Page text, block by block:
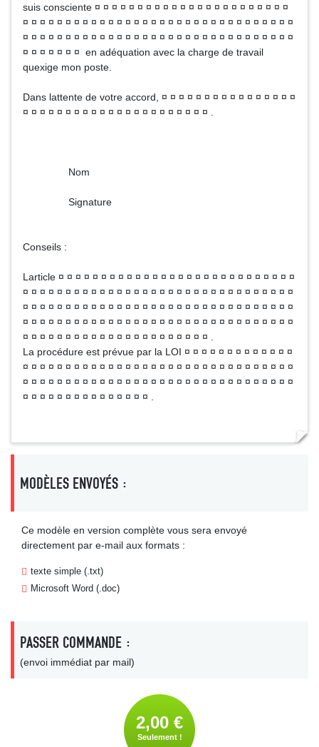
suis consciente ¤ ¤ ¤ ¤ ¤ ¤ ¤ ¤ ¤ ¤ ¤ ¤ ¤ ¤ ¤ ¤ ¤ ¤ ¤ ¤ ¤ ¤ ¤
¤ ¤ ¤ ¤ ¤ ¤ ¤ ¤ ¤ ¤ ¤ ¤ ¤ ¤ ¤ ¤ ¤ ¤ ¤ ¤ ¤ ¤ ¤ ¤ ¤ ¤ ¤ ¤ ¤ ¤ ¤ ¤
¤ ¤ ¤ ¤ ¤ ¤ ¤ ¤ ¤ ¤ ¤ ¤ ¤ ¤ ¤ ¤ ¤ ¤ ¤ ¤ ¤ ¤ ¤ ¤ ¤ ¤ ¤ ¤ ¤ ¤ ¤ ¤
¤ ¤ ¤ ¤ ¤ ¤ ¤ en adéquation avec la charge de travail
quexige mon poste.
Dans lattente de votre accord, ¤ ¤ ¤ ¤ ¤ ¤ ¤ ¤ ¤ ¤ ¤ ¤ ¤ ¤ ¤ ¤
¤ ¤ ¤ ¤ ¤ ¤ ¤ ¤ ¤ ¤ ¤ ¤ ¤ ¤ ¤ ¤ ¤ ¤ ¤ ¤ ¤ ¤ .
Nom
Signature
Conseils :
Larticle ¤ ¤ ¤ ¤ ¤ ¤ ¤ ¤ ¤ ¤ ¤ ¤ ¤ ¤ ¤ ¤ ¤ ¤ ¤ ¤ ¤ ¤ ¤ ¤ ¤ ¤ ¤ ¤
¤ ¤ ¤ ¤ ¤ ¤ ¤ ¤ ¤ ¤ ¤ ¤ ¤ ¤ ¤ ¤ ¤ ¤ ¤ ¤ ¤ ¤ ¤ ¤ ¤ ¤ ¤ ¤ ¤ ¤ ¤ ¤
¤ ¤ ¤ ¤ ¤ ¤ ¤ ¤ ¤ ¤ ¤ ¤ ¤ ¤ ¤ ¤ ¤ ¤ ¤ ¤ ¤ ¤ ¤ ¤ ¤ ¤ ¤ ¤ ¤ ¤ ¤ ¤
¤ ¤ ¤ ¤ ¤ ¤ ¤ ¤ ¤ ¤ ¤ ¤ ¤ ¤ ¤ ¤ ¤ ¤ ¤ ¤ ¤ ¤ ¤ ¤ ¤ ¤ ¤ ¤ ¤ ¤ ¤ ¤
¤ ¤ ¤ ¤ ¤ ¤ ¤ ¤ ¤ ¤ ¤ ¤ ¤ ¤ ¤ ¤ ¤ ¤ ¤ ¤ ¤ ¤ .
La procédure est prévue par la LOI ¤ ¤ ¤ ¤ ¤ ¤ ¤ ¤ ¤ ¤ ¤ ¤ ¤
¤ ¤ ¤ ¤ ¤ ¤ ¤ ¤ ¤ ¤ ¤ ¤ ¤ ¤ ¤ ¤ ¤ ¤ ¤ ¤ ¤ ¤ ¤ ¤ ¤ ¤ ¤ ¤ ¤ ¤ ¤ ¤
¤ ¤ ¤ ¤ ¤ ¤ ¤ ¤ ¤ ¤ ¤ ¤ ¤ ¤ ¤ ¤ ¤ ¤ ¤ ¤ ¤ ¤ ¤ ¤ ¤ ¤ ¤ ¤ ¤ ¤ ¤ ¤
¤ ¤ ¤ ¤ ¤ ¤ ¤ ¤ ¤ ¤ ¤ ¤ ¤ ¤ ¤ .
MODÈLES ENVOYÉS :
Ce modèle en version complète vous sera envoyé
directement par e-mail aux formats :
texte simple (.txt)
Microsoft Word (.doc)
PASSER COMMANDE :
(envoi immédiat par mail)
2,00 €
Seulement !